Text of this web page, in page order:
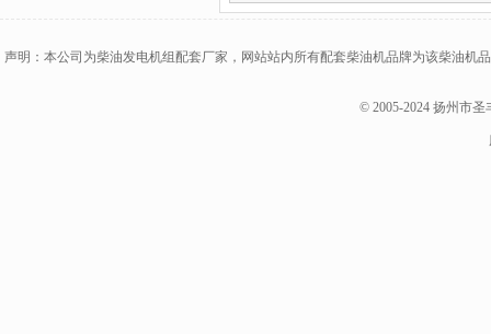
声明：本公司为柴油发电机组配套厂家，网站站内所有配套柴油机品牌为该柴油
© 2005-2024 扬州市